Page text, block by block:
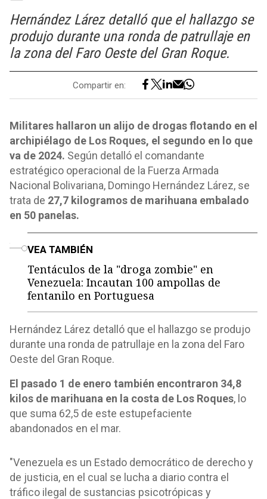
Hernández Lárez detalló que el hallazgo se
produjo durante una ronda de patrullaje en
la zona del Faro Oeste del Gran Roque.
Compartir en:
Militares hallaron un alijo de drogas flotando en el
archipiélago de Los Roques, el segundo en lo que
va de 2024. Según detalló el comandante
estratégico operacional de la Fuerza Armada
Nacional Bolivariana, Domingo Hernández Lárez, se
trata de 27,7 kilogramos de marihuana embalado
en 50 panelas.
VEA TAMBIÉN
Tentáculos de la "droga zombie" en
Venezuela: Incautan 100 ampollas de
fentanilo en Portuguesa
Hernández Lárez detalló que el hallazgo se produjo
durante una ronda de patrullaje en la zona del Faro
Oeste del Gran Roque.
El pasado 1 de enero también encontraron 34,8
kilos de marihuana en la costa de Los Roques, lo
que suma 62,5 de este estupefaciente
abandonados en el mar.
"Venezuela es un Estado democrático de derecho y
de justicia, en el cual se lucha a diario contra el
tráfico ilegal de sustancias psicotrópicas y